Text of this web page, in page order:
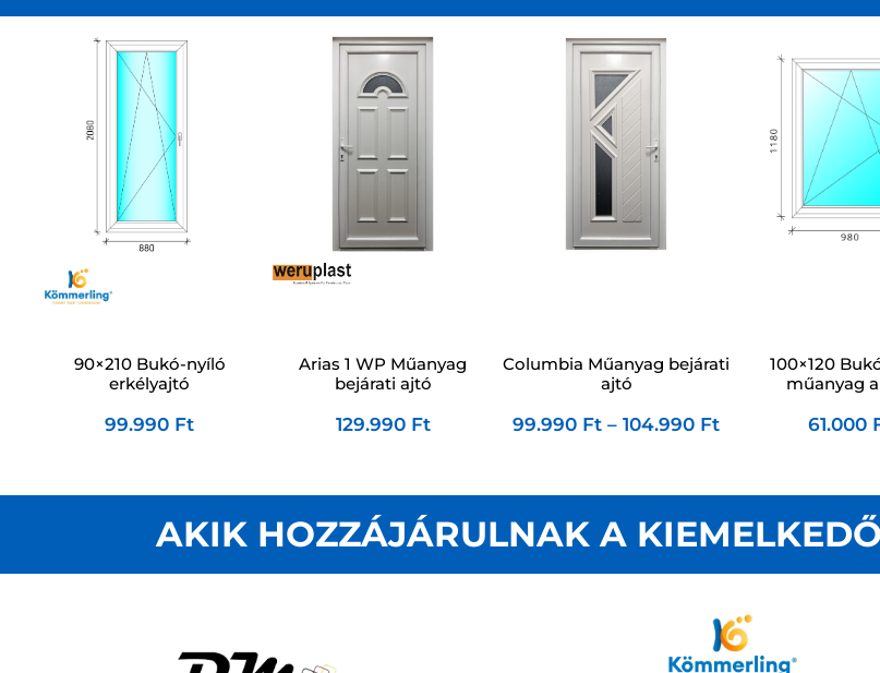
90×210 Bukó-nyíló
erkélyajtó
99.990 Ft
Arias 1 WP Műanyag
bejárati ajtó
129.990 Ft
Columbia Műanyag bejárati
ajtó
99.990 Ft – 104.990 Ft
100×120
műanyag
61.000
AKIK HOZZÁJÁRULNAK A